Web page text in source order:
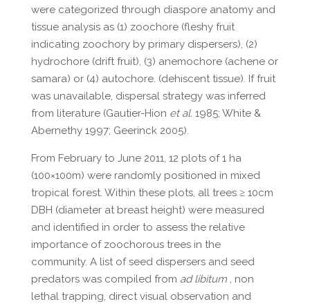
were categorized through diaspore anatomy and
tissue analysis as (1) zoochore (fleshy fruit
indicating zoochory by primary dispersers), (2)
hydrochore (drift fruit), (3) anemochore (achene or
samara) or (4) autochore. (dehiscent tissue). If fruit
was unavailable, dispersal strategy was inferred
from literature (Gautier-Hion et al. 1985; White &
Abernethy 1997; Geerinck 2005).
From February to June 2011, 12 plots of 1 ha
(100×100m) were randomly positioned in mixed
tropical forest. Within these plots, all trees ≥ 10cm
DBH (diameter at breast height) were measured
and identified in order to assess the relative
importance of zoochorous trees in the
community. A list of seed dispersers and seed
predators was compiled from ad libitum, non
lethal trapping, direct visual observation and